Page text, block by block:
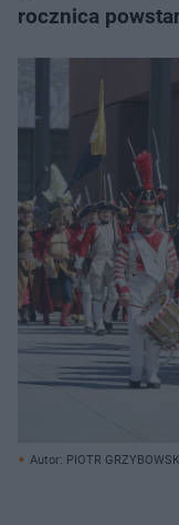
rocznica
Autor: PIOTR